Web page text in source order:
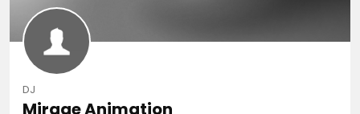
DJ
Mirage Animation